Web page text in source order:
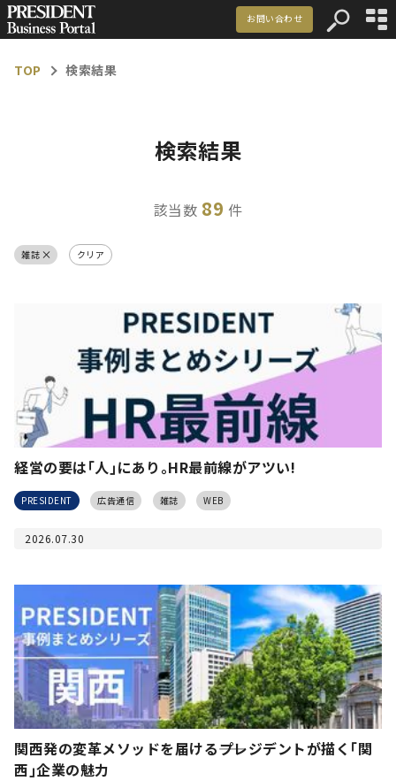
お問い合わせ
資料ダウンロード
メルマガ登録
TOP 検索結果
検索結果
該当数 89 件
雑誌 クリア
経営の要は｢人｣にあり｡HR最前線がアツい!
PRESIDENT 広告通信 雑誌 WEB
2026.07.30
関西発の変革メソッドを届ける――プレジデントが描く｢関
西｣企業の魅力